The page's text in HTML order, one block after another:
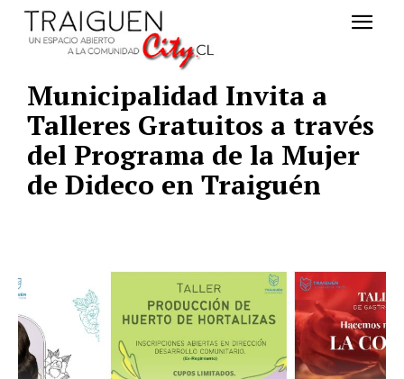
Municipalidad Invita a
Talleres Gratuitos a través
del Programa de la Mujer
de Dideco en Traiguén